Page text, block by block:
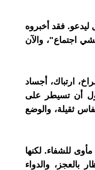
ليدعو. فقد أخبروه
اجتماع"، والآن
ارتباك، أجساد
أن تسيطر على
ثقيلة، والوضع
للشفاء. لكنها
بالعجز، والدواء